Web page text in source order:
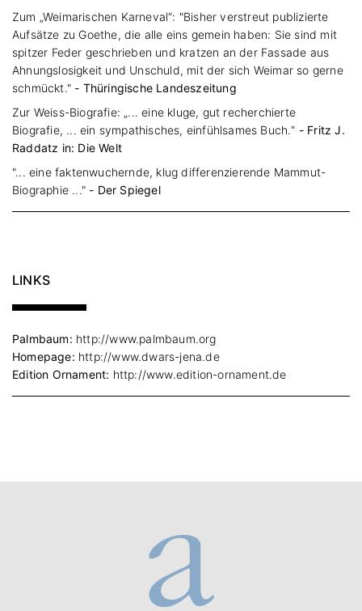
Zum „Weimarischen Karneval“: "Bisher verstreut publizierte
Aufsätze zu Goethe, die alle eins gemein haben: Sie sind mit
spitzer Feder geschrieben und kratzen an der Fassade aus
Ahnungslosigkeit und Unschuld, mit der sich Weimar so gerne
schmückt." - Thüringische Landeszeitung
Zur Weiss-Biografie: „... eine kluge, gut recherchierte
Biografie, ... ein sympathisches, einfühlsames Buch.“ - Fritz J.
Raddatz in: Die Welt
"... eine faktenwuchernde, klug differenzierende Mammut-
Biographie ..." - Der Spiegel
LINKS
Palmbaum: http://www.palmbaum.org
Homepage: http://www.dwars-jena.de
Edition Ornament: http://www.edition-ornament.de